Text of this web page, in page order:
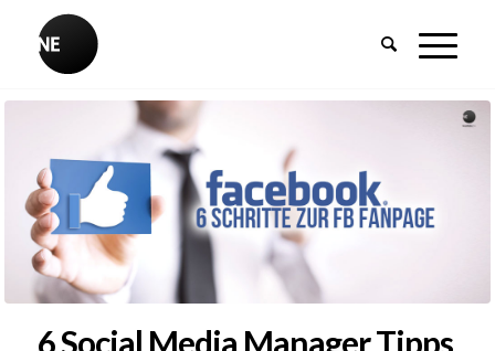
6 Social Media Manager Tipps